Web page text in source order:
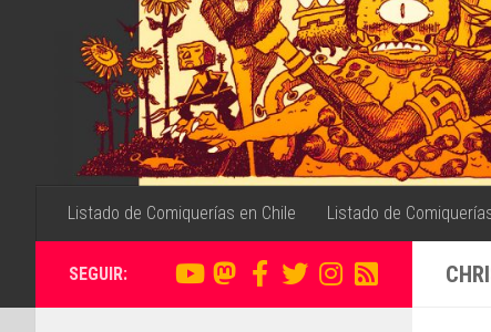
Listado de Comiquerías en Chile Listado de
SEGUIR: